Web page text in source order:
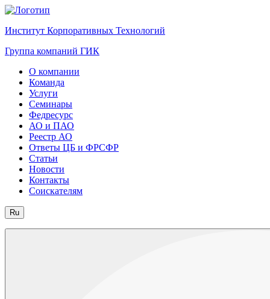
Институт Корпоративных Технологий
Группа компаний ГИК
О компании
Команда
Услуги
Семинары
Федресурс
АО и ПАО
Реестр АО
Ответы ЦБ и ФРСФР
Статьи
Новости
Контакты
Соискателям
Ru